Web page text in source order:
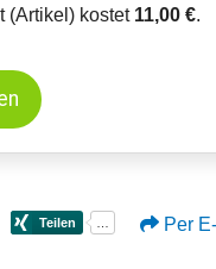
(Artikel) kostet 11,00 €.
Per